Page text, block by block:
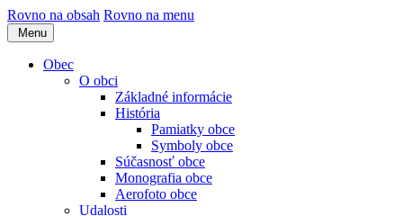
Rovno na obsah Rovno na menu
Menu
Obec
O obci
Základné informácie
História
Pamiatky obce
Symboly obce
Súčasnosť obce
Monografia obce
Aerofoto obce
Udalosti